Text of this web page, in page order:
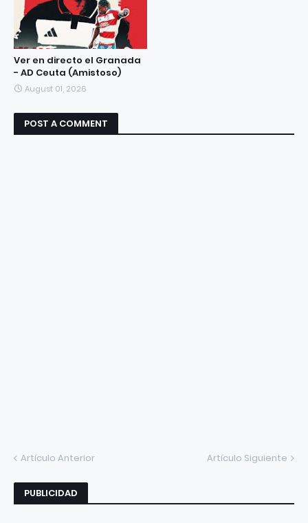
Ver en directo el Granada
- AD Ceuta (Amistoso)
August 01, 2026
POST A COMMENT
Artículo Anterior Artículo Siguiente
PUBLICIDAD